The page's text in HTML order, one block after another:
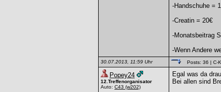
-Handschuhe =
-Creatin = 20€
-Monatsbeitrag
-Wenn Andere
30.07.2013, 11:59 Uhr Posts: 36 | C-
Popey24
12.Treffenorganisator
Auto: C43 (w202)
Egal was da
Bei allen sind